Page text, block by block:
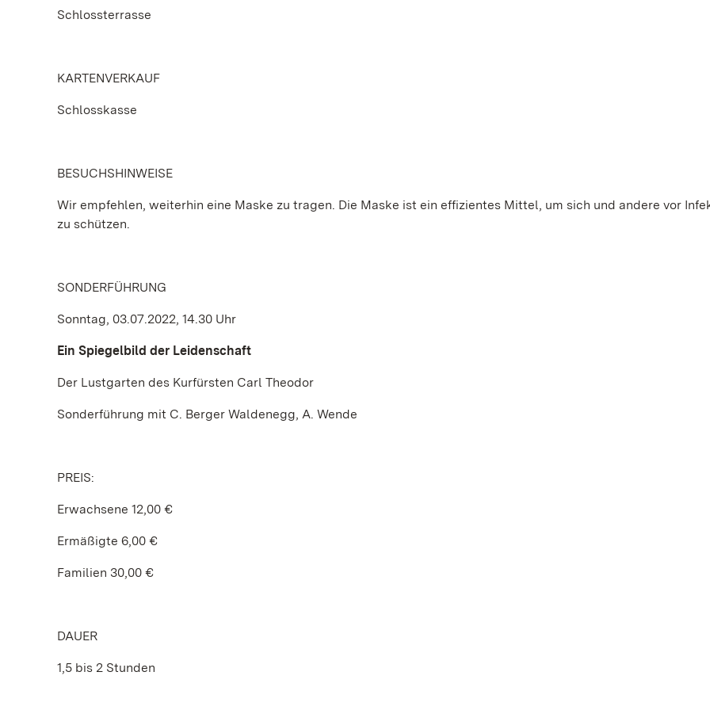
Schlossterrasse
KARTENVERKAUF
Schlosskasse
BESUCHSHINWEISE
Wir empfehlen, weiterhin eine Maske zu tragen. Die Maske ist ein effizientes Mittel, um sich und andere vor
zu schützen.
SONDERFÜHRUNG
Sonntag, 03.07.2022, 14.30 Uhr
Ein Spiegelbild der Leidenschaft
Der Lustgarten des Kurfürsten Carl Theodor
Sonderführung mit C. Berger Waldenegg, A. Wende
PREIS:
Erwachsene 12,00 €
Ermäßigte 6,00 €
Familien 30,00 €
DAUER
1,5 bis 2 Stunden